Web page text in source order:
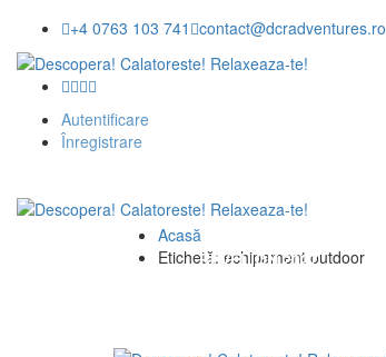
+4 0763 103 741 contact@dcradventures.ro
Autentificare
Înregistrare
REVELION 2027
Etichetă:
Acasă
Etichetă: echipament outdoor